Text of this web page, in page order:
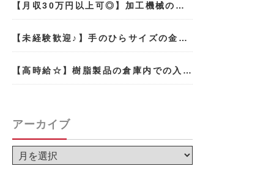
【月収30万円以上可◎】加工機械の…
【未経験歓迎♪】手のひらサイズの金…
【高時給☆】樹脂製品の倉庫内での入…
アーカイブ